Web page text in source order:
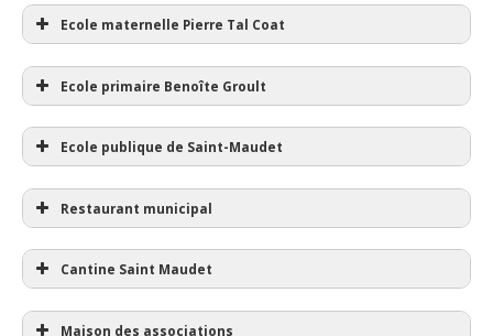
Ecole maternelle Pierre Tal Coat
Ecole primaire Benoîte Groult
Ecole publique de Saint-Maudet
Restaurant municipal
Cantine Saint Maudet
Maison des associations